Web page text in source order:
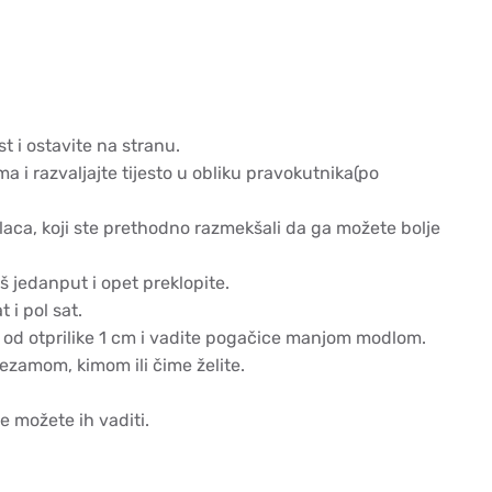
i ostavite na stranu.
i razvaljajte tijesto u obliku pravokutnika(po
koji ste prethodno razmekšali da ga možete bolje
jedanput i opet preklopite.
i pol sat.
otprilike 1 cm i vadite pogačice manjom modlom.
kimom ili čime želite.
možete ih vaditi.